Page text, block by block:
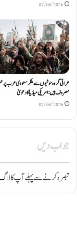
07/08/2026
عراقی گروہ حوثیوں سے ملکر سعودی عرب پر
مصروف ہیں: امریکی میڈیا کا دعویٰ
07/08/2026
جواب دیں
تبصرہ کرنے سے پہلے آپ کا